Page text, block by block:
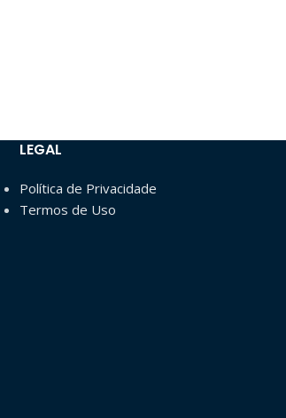
LEGAL
Política de Privacidade
Termos de Uso